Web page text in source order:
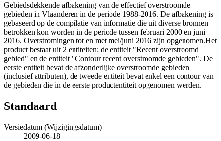
Gebiedsdekkende afbakening van de effectief overstroomde
gebieden in Vlaanderen in de periode 1988-2016. De afbakening is
gebaseerd op de compilatie van informatie die uit diverse bronnen
betrokken kon worden in de periode tussen februari 2000 en juni
2016. Overstromingen tot en met mei/juni 2016 zijn opgenomen.Het
product bestaat uit 2 entiteiten: de entiteit "Recent overstroomd
gebied" en de entiteit "Contour recent overstroomde gebieden". De
eerste entiteit bevat de afzonderlijke overstroomde gebieden
(inclusief attributen), de tweede entiteit bevat enkel een contour van
de gebieden die in de eerste productentiteit opgenomen werden.
Standaard
Versiedatum (Wijzigingsdatum)
2009-06-18